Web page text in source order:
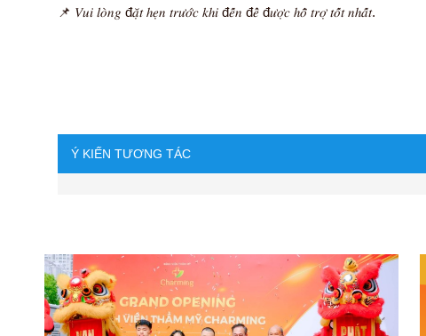
📌 𝑉𝑢𝑖 𝑙𝑜̀𝑛𝑔 đ𝑎̣̆𝑡 ℎ𝑒̣𝑛 𝑡𝑟𝑢̛𝑜̛́𝑐 𝑘ℎ𝑖 đ𝑒̂́𝑛 đ𝑒̂̉ đ𝑢̛𝑜̛̣𝑐 ℎ𝑜̂̃ 𝑡𝑟𝑜̛̣ 𝑡𝑜̂́𝑡 𝑛ℎ𝑎̂́𝑡.
Ý KIẾN TƯƠNG TÁC